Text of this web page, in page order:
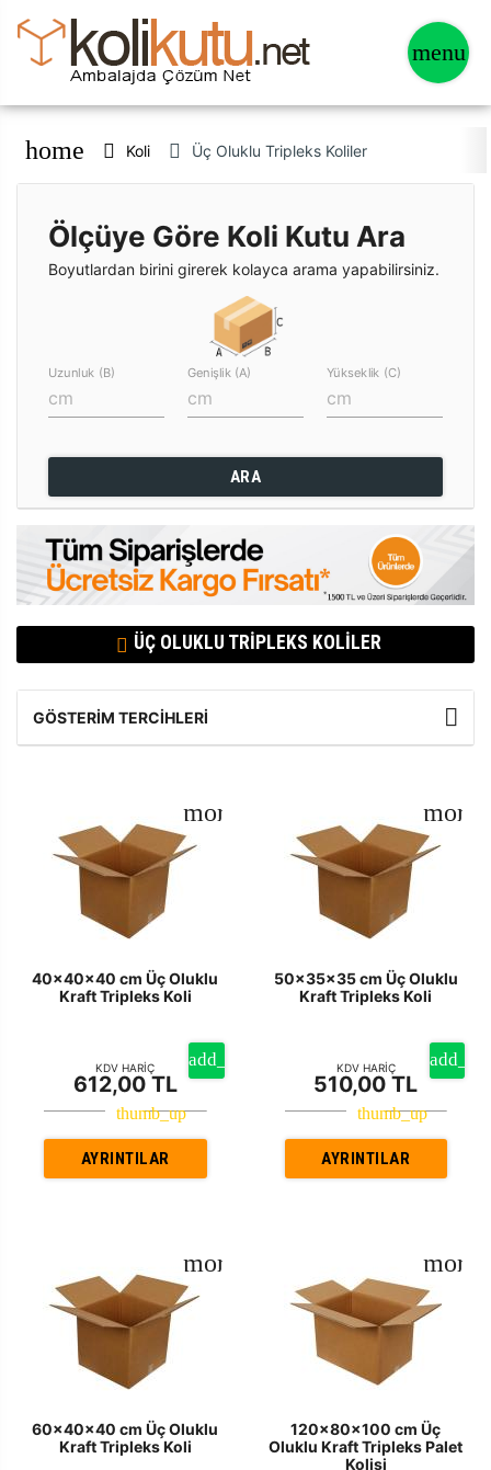
home Koli Üç Oluklu Tripleks Koliler
Ölçüye Göre Koli Kutu Ara
Boyutlardan birini girerek kolayca arama yapabilirsiniz.
Uzunluk (B) Genişlik (A) Yükseklik (C)
ARA
ÜÇ OLUKLU TRIPLEKS KOLILER
GÖSTERIM TERCIHLERI
40x40x40 cm Üç Oluklu
Kraft Tripleks Koli
KDV HARİÇ
612,00 TL
AYRINTILAR
50x35x35 cm Üç Oluklu
Kraft Tripleks Koli
KDV HARİÇ
510,00 TL
AYRINTILAR
60x40x40 cm Üç Oluklu
Kraft Tripleks Koli
120x80x100 cm Üç
Oluklu Kraft Tripleks Palet
Kolisi